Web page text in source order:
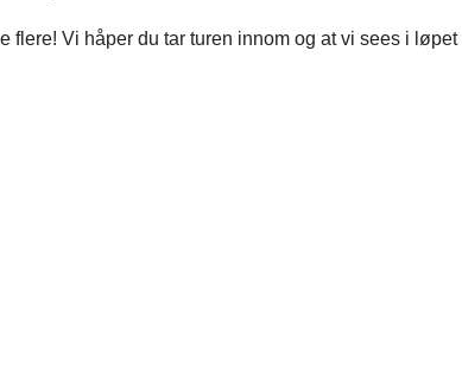
flere! Vi håper du tar turen innom og at vi sees i